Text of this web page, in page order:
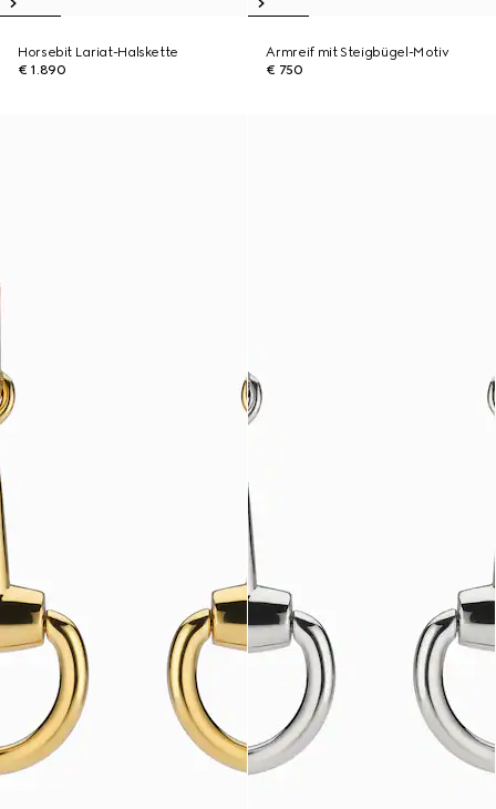
Horsebit Lariat-Halskette
€ 1.890
Armreif mit Steigbügel-Motiv
€ 750